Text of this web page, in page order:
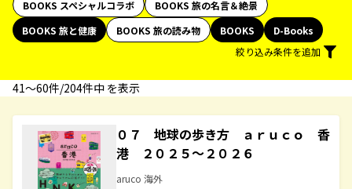
BOOKS スペシャルコラボ
BOOKS 旅の名言＆絶景
BOOKS 旅と健康
BOOKS 旅の読み物 BOOKS
D-Books
絞り込み条件を追加
41〜60件/204件中 を表示
０７ 地球の歩き方 ａｒｕｃｏ 香
港 ２０２５～２０２６
aruco 海外